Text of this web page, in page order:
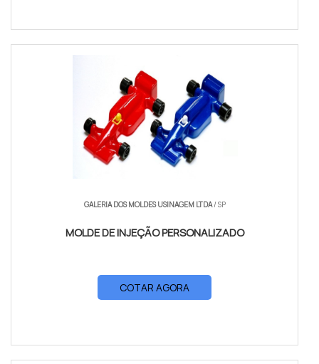
GALERIA DOS MOLDES USINAGEM LTDA/ SP
MOLDE DE INJEÇÃO PERSONALIZADO
COTAR AGORA